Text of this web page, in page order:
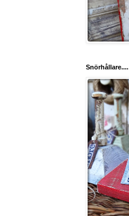
Snörhållare....